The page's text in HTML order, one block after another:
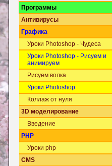
Программы
Антивирусы
Графика
Уроки Photoshop - Чудеса
Уроки Photoshop - Рисуем и
анимируем
Рисуем волка
Уроки Photoshop
Коллаж от нуля
3D моделирование
Введение
PHP
Уроки php
CMS